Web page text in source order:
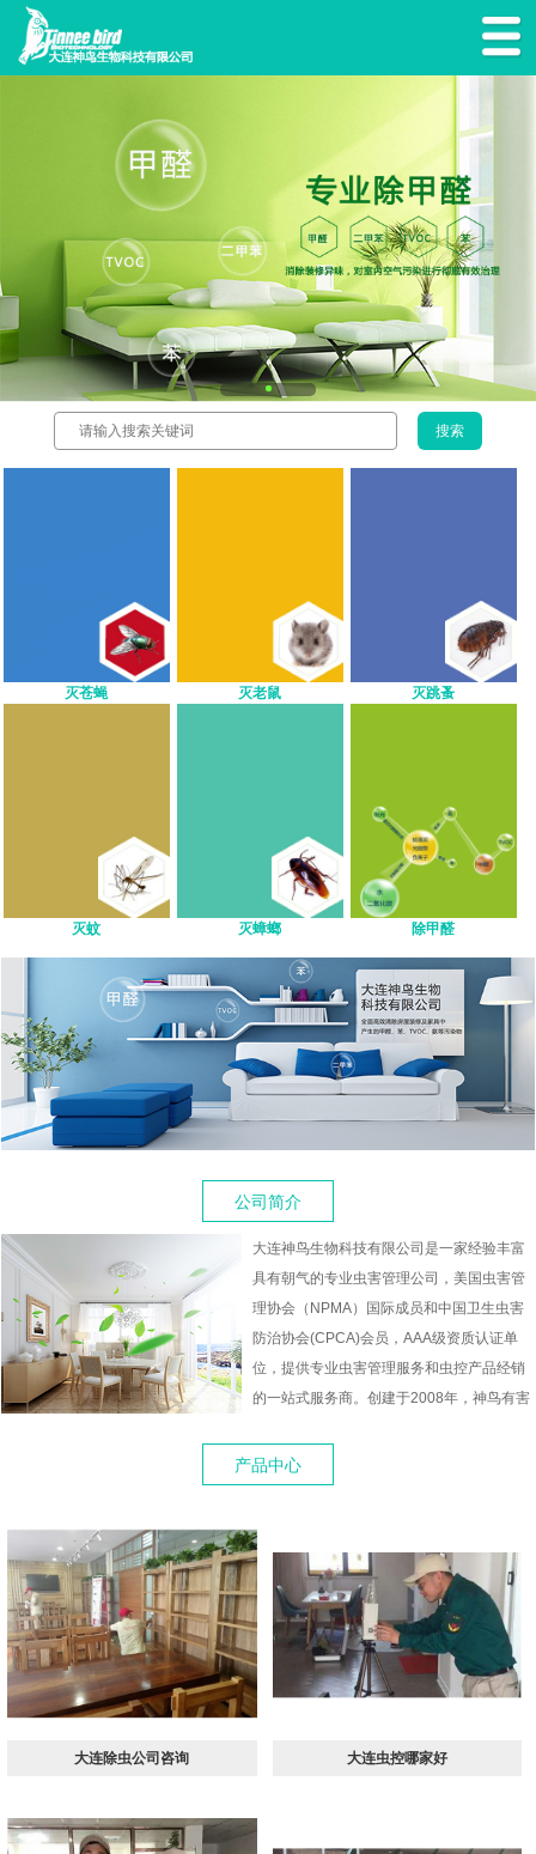
灭苍蝇 灭老鼠 灭跳蚤
灭蚊 灭蟑螂 除甲醛
公司简介
大连神鸟生物科技有限公司是一家经验丰富
具有朝气的专业虫害管理公司，美国虫害管
理协会（NPMA）国际成员和中国卫生虫害
防治协会(CPCA)会员，AAA级资质认证单
位，提供专业虫害管理服务和虫控产品经销
的一站式服务商。创建于2008年，神鸟有害
较新的虫害管理技术与服务标准，致力为商
业客户提供安全、环保和高效的虫害管理服
产品中心
大连除虫公司咨询 大连虫控哪家好